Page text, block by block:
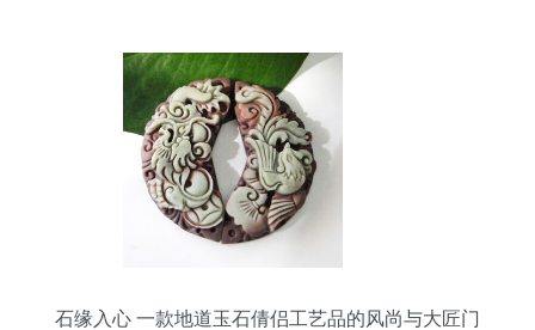
石缘入心 一款地道玉石倩侣工艺品的风尚与大匠门